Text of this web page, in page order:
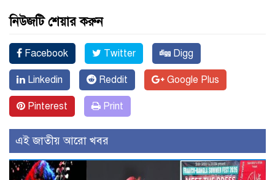
নিউজটি শেয়ার করুন
Facebook Twitter Digg
Linkedin Reddit Google Plus
Pinterest Print
এই জাতীয় আরো খবর